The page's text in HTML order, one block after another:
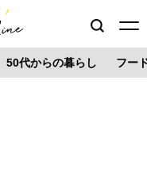
50代からの暮らし フー